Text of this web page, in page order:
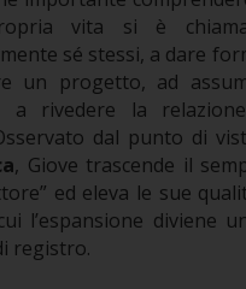
vita si è
sé stessi, a dare
un progetto, ad
a rivedere la
dal punto di
, Giove trascende il
ed eleva le sue
l’espansione diviene
registro.